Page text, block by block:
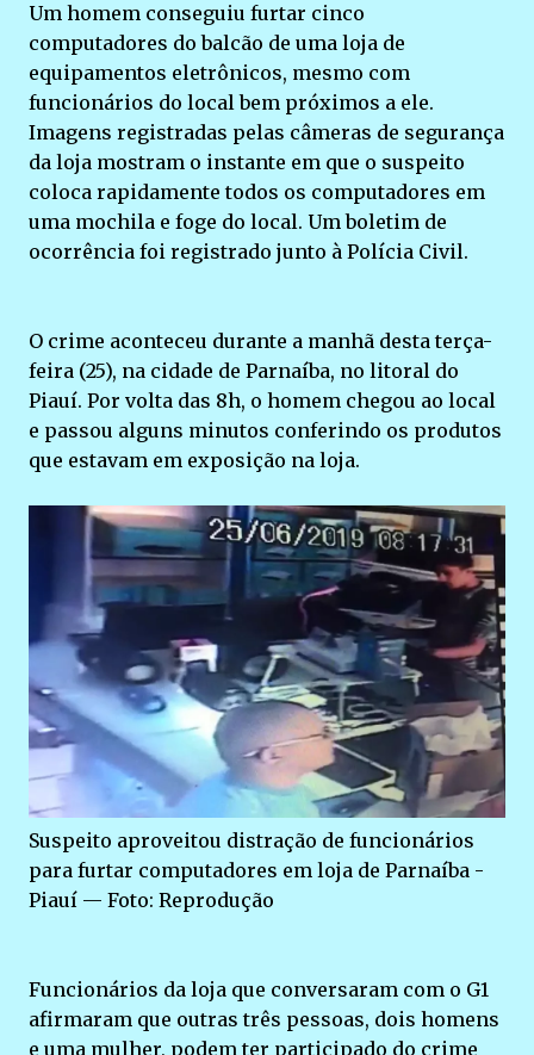
Um homem conseguiu furtar cinco
computadores do balcão de uma loja de
equipamentos eletrônicos, mesmo com
funcionários do local bem próximos a ele.
Imagens registradas pelas câmeras de segurança
da loja mostram o instante em que o suspeito
coloca rapidamente todos os computadores em
uma mochila e foge do local. Um boletim de
ocorrência foi registrado junto à Polícia Civil.
O crime aconteceu durante a manhã desta terça-
feira (25), na cidade de Parnaíba, no litoral do
Piauí. Por volta das 8h, o homem chegou ao local
e passou alguns minutos conferindo os produtos
que estavam em exposição na loja.
Suspeito aproveitou distração de funcionários
para furtar computadores em loja de Parnaíba -
Piauí — Foto: Reprodução
Funcionários da loja que conversaram com o G1
afirmaram que outras três pessoas, dois homens
e uma mulher, podem ter participado do crime